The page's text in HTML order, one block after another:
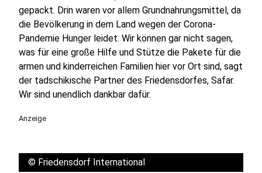
gepackt. Drin waren vor allem Grundnahrungsmittel, da
die Bevölkerung in dem Land wegen der Corona-
Pandemie Hunger leidet. Wir können gar nicht sagen,
was für eine große Hilfe und Stütze die Pakete für die
armen und kinderreichen Familien hier vor Ort sind, sagt
der tadschikische Partner des Friedensdorfes, Safar.
Wir sind unendlich dankbar dafür.
Anzeige
© Friedensdorf International